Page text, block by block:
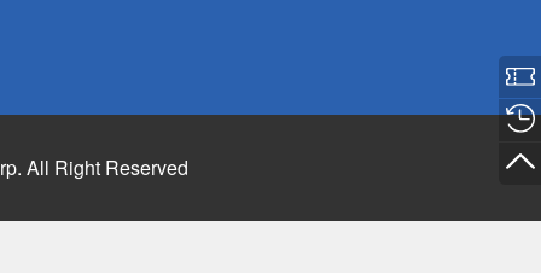
All Right Reserved